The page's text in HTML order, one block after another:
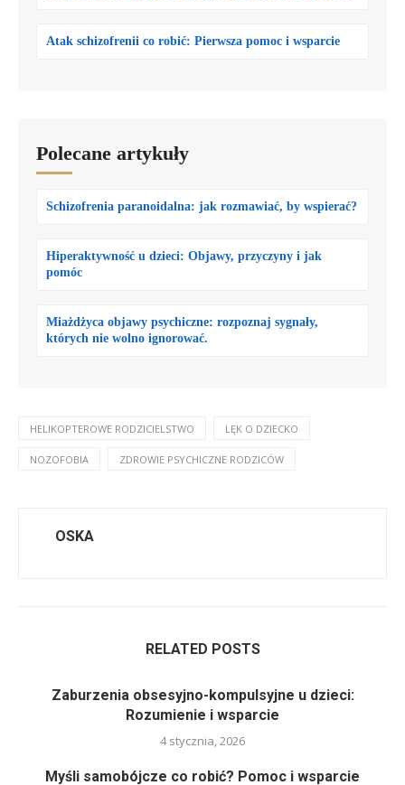
Atak schizofrenii co robić: Pierwsza pomoc i wsparcie
Polecane artykuły
Schizofrenia paranoidalna: jak rozmawiać, by wspierać?
Hiperaktywność u dzieci: Objawy, przyczyny i jak
pomóc
Miażdżyca objawy psychiczne: rozpoznaj sygnały,
których nie wolno ignorować.
HELIKOPTEROWE RODZICIELSTWO LĘK O DZIECKO
NOZOFOBIA ZDROWIE PSYCHICZNE RODZICÓW
OSKA
RELATED POSTS
Zaburzenia obsesyjno-kompulsyjne u dzieci:
Rozumienie i wsparcie
4 stycznia, 2026
Myśli samobójcze co robić? Pomoc i wsparcie